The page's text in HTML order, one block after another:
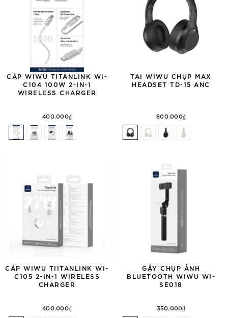
CÁP WIWU TITANLINK WI-
C104 100W 2-IN-1
WIRELESS CHARGER
400.000₫
TAI WIWU CHỤP MAX
HEADSET TD-15 ANC
800.000₫
CÁP WIWU TIITANLINK WI-
C105 2-IN-1 WIRELESS
CHARGER
400.000₫
GẬY CHỤP ẢNH
BLUETOOTH WIWU WI-
SE018
350.000₫